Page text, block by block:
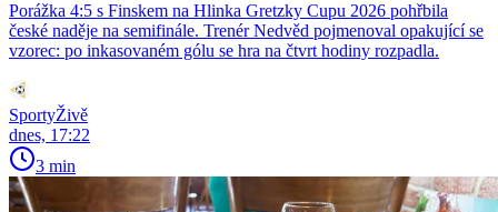
Porážka 4:5 s Finskem na Hlinka Gretzky Cupu 2026 pohřbila
české naděje na semifinále. Trenér Nedvěd pojmenoval opakující se
vzorec: po inkasovaném gólu se hra na čtvrt hodiny rozpadla.
SportyŽivě
dnes, 17:22
3 min